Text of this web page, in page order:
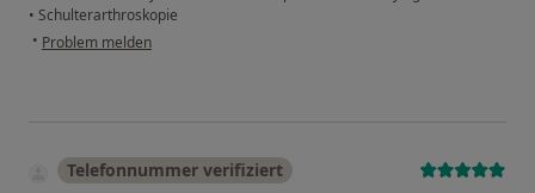
• Schulterarthroskopie
• Problem melden
Telefonnummer verifiziert